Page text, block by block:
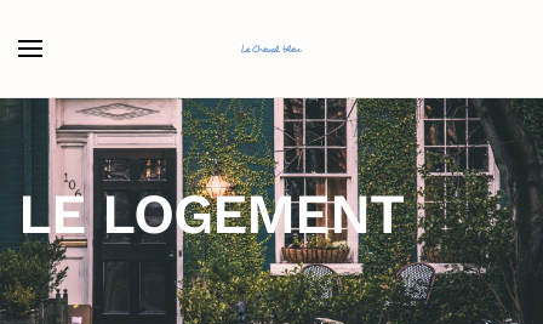
LE LOGEMENT